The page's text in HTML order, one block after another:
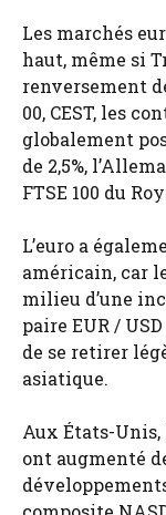
Les marchés
haut, même si
renversement
00, CEST, les
globalement
de 2,5%,
FTSE 100 du
L’euro a
américain, car
milieu d’une
paire EUR /
de se retirer
asiatique.
Aux États-
ont augmenté